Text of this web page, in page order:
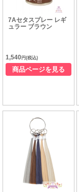
7Aセタスプレー レギ
ュラー ブラウン
1,540 円(税込)
商品ページを見る